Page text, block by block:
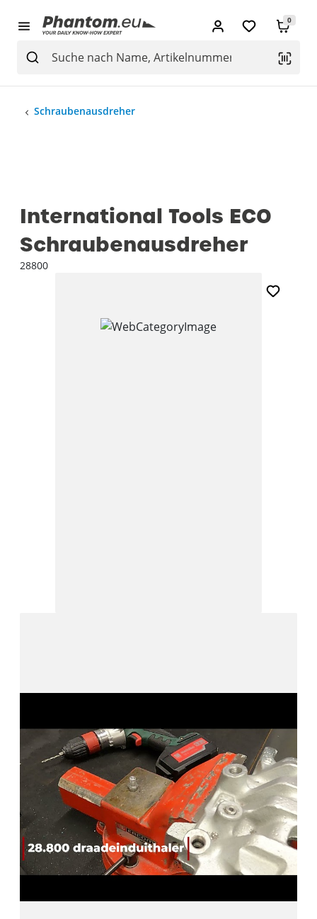
0
Schraubenausdreher
International Tools ECO
Schraubenausdreher
28800